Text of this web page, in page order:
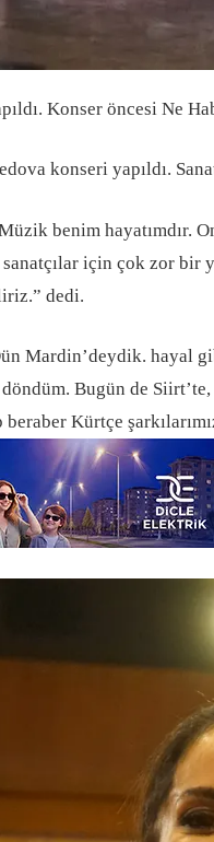
Konser öncesi Ne
konseri yapıldı.
benim
için çok zor
dedi.
Mardin’deydik.
Bugün de
Kürtçe